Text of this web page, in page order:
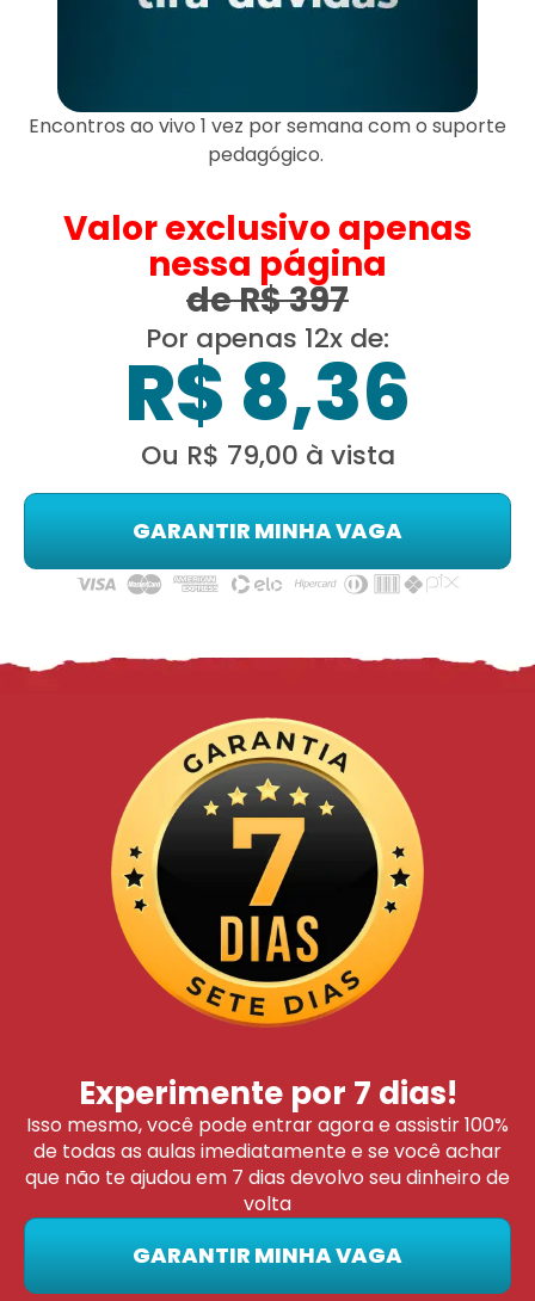
Encontros ao vivo 1 vez por semana com o suporte
pedagógico.
Valor exclusivo apenas
nessa página
de R$ 397
Por apenas 12x de:
R$ 8,36
Ou R$ 79,00 à vista
GARANTIR MINHA VAGA
Experimente por 7 dias!
Isso mesmo, você pode entrar agora e assistir 100%
de todas as aulas imediatamente e se você achar
que não te ajudou em 7 dias devolvo seu dinheiro de
volta
GARANTIR MINHA VAGA